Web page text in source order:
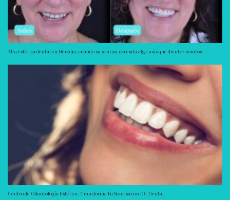
Alta estética dental en Heredia: cuando su sonrisa necesita algo más que dientes bonitos
Centro de Odontología Estética: Transforma tu Sonrisa con DC Dental